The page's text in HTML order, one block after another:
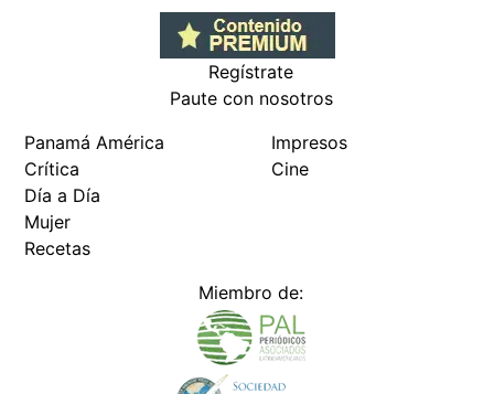
Regístrate
Paute con nosotros
Panamá América
Crítica
Día a Día
Mujer
Recetas
Impresos
Cine
Miembro de: